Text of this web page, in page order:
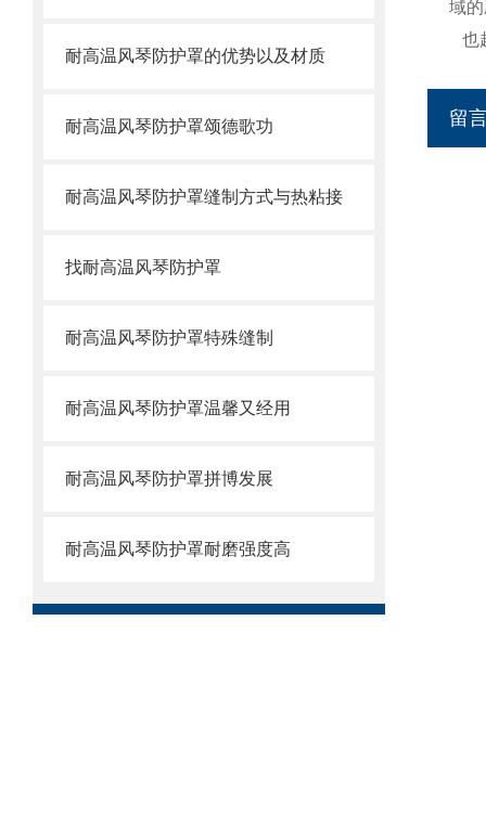
耐高温风琴防护罩的优势以及材质
耐高温风琴防护罩颂德歌功
耐高温风琴防护罩缝制方式与热粘接
找耐高温风琴防护罩
耐高温风琴防护罩特殊缝制
耐高温风琴防护罩温馨又经用
耐高温风琴防护罩拼博发展
耐高温风琴防护罩耐磨强度高
域
也
留